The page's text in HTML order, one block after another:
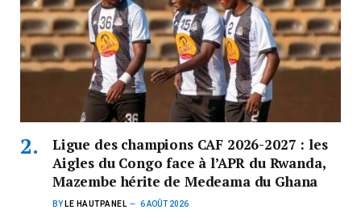
Ligue des champions CAF 2026-2027 : les
Aigles du Congo face à l’APR du Rwanda,
Mazembe hérite de Medeama du Ghana
BY LE HAUTPANEL 6 AOÛT 2026